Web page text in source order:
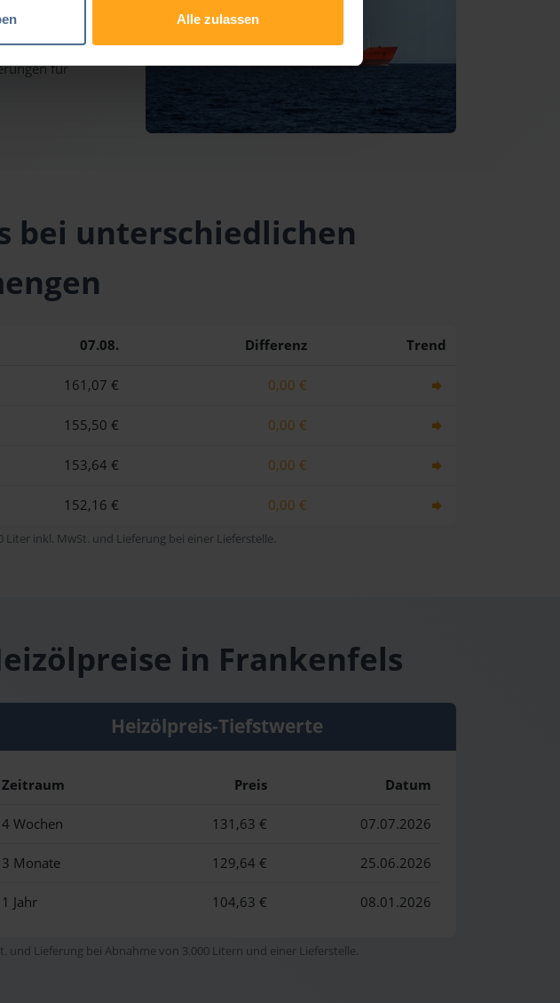
Alle zulassen
zugelegt und
für
bei unterschiedlichen
07.08. Differenz Trend
161,07 € 0,00 €
155,50 € 0,00 €
153,64 € 0,00 €
152,16 € 0,00 €
inkl. MwSt. und Lieferung bei einer Lieferstelle.
in Frankenfels
Heizölpreis-Tiefstwerte
Zeitraum Preis Datum
4 Wochen 131,63 € 07.07.2026
3 Monate 129,64 € 25.06.2026
1 Jahr 104,63 € 08.01.2026
und Lieferung bei Abnahme von 3.000 Litern und einer Lieferstelle.